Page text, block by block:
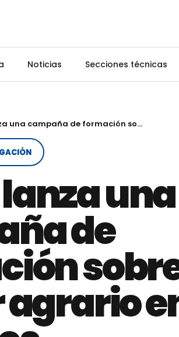
Noticias Secciones técnicas
COAG lanza una campaña de formación sobre el sector agrario en los colegios
lanza una
de